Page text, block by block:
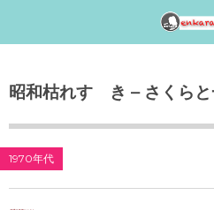
昭和枯れすゝき – さくらと
1970年代
女性アイドル歌手（1990年代デビュー）
シングルTOP100
女性アイドル歌手（1980年代デビュー）
女性アイドル歌手（1970年代デビュー）
演歌・歌謡曲〈男性〉人気歌手一覧
女性アイドルグループ【動画】